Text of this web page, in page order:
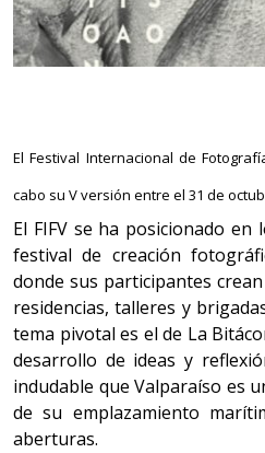
El Festival Internacional de
cabo su V versión entre el 31 de
El FIFV se ha posicionado
festival de creación
donde sus participantes
residencias, talleres y
tema pivotal es el de La
desarrollo de ideas y
indudable que Valparaíso es
de su emplazamiento
aberturas.